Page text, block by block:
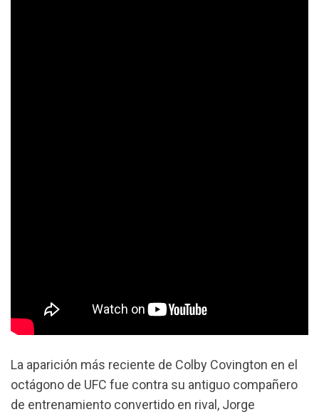
La aparición más reciente de Colby Covington en el
octágono de UFC fue contra su antiguo compañero
de entrenamiento convertido en rival, Jorge